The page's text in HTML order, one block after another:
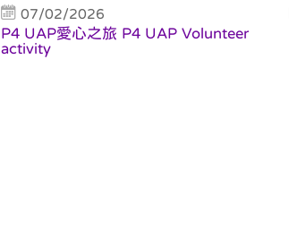
07/02/2026
P4 UAP愛心之旅 P4 UAP Volunteer
activity